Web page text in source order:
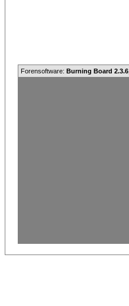
Forensoftware: Burning Board 2.3.6